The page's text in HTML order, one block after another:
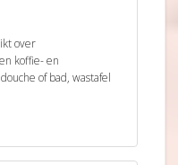
over
koffie- en
of bad, wastafel